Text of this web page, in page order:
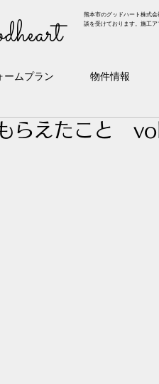
熊本市のグッドハート株式
談を受けております。施工
ームプラン 物件情報
らえたこと